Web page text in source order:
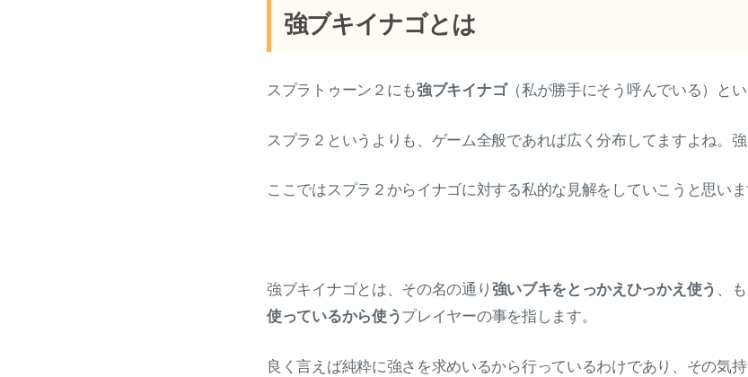
強ブキイナゴとは
スプラトゥーン２にも強ブキイナゴ（私が勝手にそう呼んでいる）とい
スプラ２というよりも、ゲーム全般であれば広く分布してますよね。強
ここではスプラ２からイナゴに対する私的な見解をしていこうと思いま
強ブキイナゴとは、その名の通り強いブキをとっかえひっかえ使う 、
使っているから使うプレイヤーの事を指します。
良く言えば純粋に強さを求めいるから行っているわけであり、その気